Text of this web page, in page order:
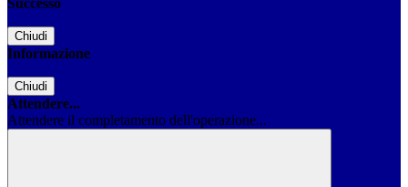
Successo
Chiudi
Informazione
Chiudi
Attendere...
Attendere il completamento dell'operazione...